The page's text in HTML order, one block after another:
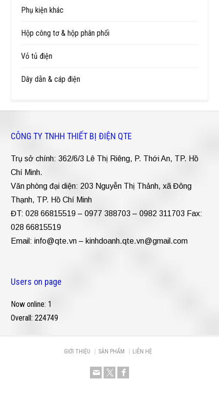
Phụ kiện khác
Hộp công tơ & hộp phân phối
Vỏ tủ điện
Dây dẫn & cáp điện
CÔNG TY TNHH THIẾT BỊ ĐIỆN QTE
Trụ sở chính: 362/6/3 Lê Thị Riêng, P. Thới An, TP. Hồ
Chí Minh.
Văn phòng đại diện: 203 Nguyễn Thị Thảnh, xã Đông
Thạnh, TP. Hồ Chí Minh
ĐT: 028 66815519 – 0977 388703 – 0982 311703 Fax:
028 66815519
Email:info@qte.vn – kinhdoanh.qte.vn@gmail.com
Users on page
Now online: 1
Overall: 224749
GIỚI THIỆU SẢN PHẨM LIÊN HỆ